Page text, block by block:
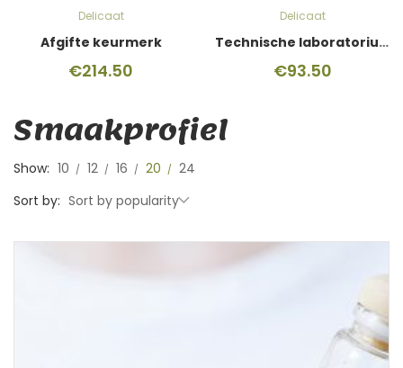
Delicaat
Afgifte keurmerk
€214.50
Delicaat
Technische laboratoriumtest
€93.50
Smaakprofiel
Show: 10 12 16 20
24
Sort by: Sort by popularity